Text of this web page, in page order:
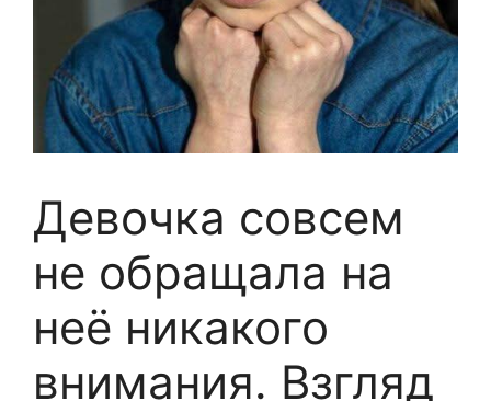
Девочка совсем
не обращала на
неё никакого
внимания. Взгляд